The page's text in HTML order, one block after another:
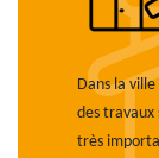
Dans la
des travaux
très